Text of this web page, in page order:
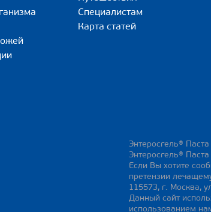
Специалистам
Карта статей
Энтеросгель®
Энтеросгель®
Если Вы хотите
претензии
115573, г. Москва,
Данный сайт
использованием